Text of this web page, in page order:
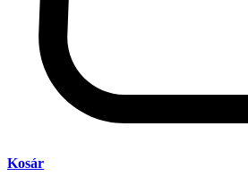
Kosár